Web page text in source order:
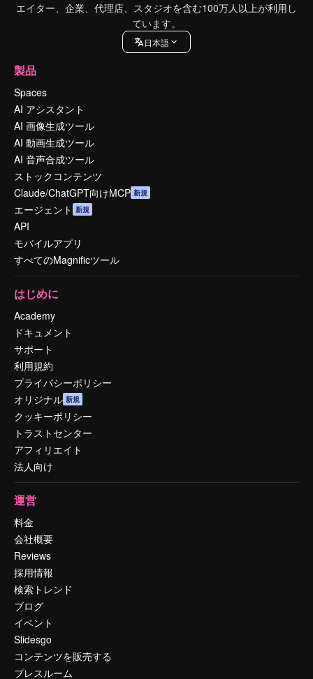
エイター、企業、代理店、スタジオを含む100万人以上が利用し
ています。
日本語
製品
Spaces
AI アシスタント
AI 画像生成ツール
AI 動画生成ツール
AI 音声合成ツール
ストックコンテンツ
Claude/ChatGPT向けMCP 新規
エージェント 新規
API
モバイルアプリ
すべてのMagnificツール
はじめに
Academy
ドキュメント
サポート
利用規約
プライバシーポリシー
オリジナル 新規
クッキーポリシー
トラストセンター
アフィリエイト
法人向け
運営
料金
会社概要
Reviews
採用情報
検索トレンド
ブログ
イベント
Slidesgo
コンテンツを販売する
プレスルーム